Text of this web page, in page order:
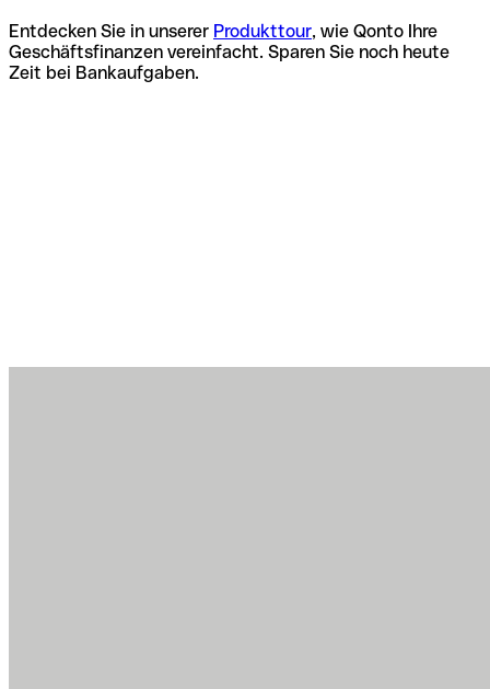
Entdecken Sie in unserer Produkttour, wie Qonto Ihre
Geschäftsfinanzen vereinfacht. Sparen Sie noch heute
Zeit bei Bankaufgaben.